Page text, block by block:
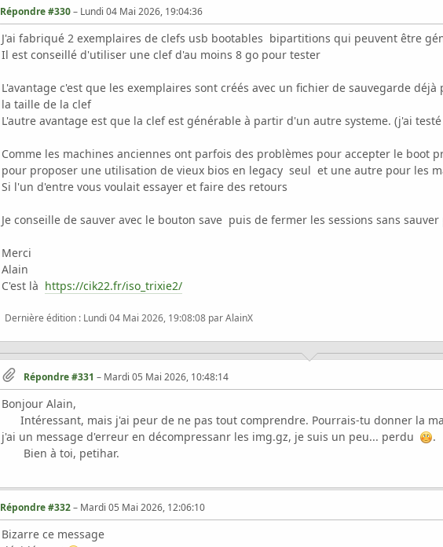
Répondre #330– Lundi 04 Mai 2026, 19:04:36
J'ai fabriqué 2 exemplaires de clefs usb bootables bipartitions qui peuvent être
Il est conseillé d'utiliser une clef d'au moins 8 go pour tester
L'avantage c'est que les exemplaires sont créés avec un fichier de sauvegarde
la taille de la clef
L'autre avantage est que la clef est générable à partir d'un autre systeme. (j'ai
Comme les machines anciennes ont parfois des problèmes pour accepter le boot
pour proposer une utilisation de vieux bios en legacy seul et une autre pour les
Si l'un d'entre vous voulait essayer et faire des retours
Je conseille de sauver avec le bouton save puis de fermer les sessions sans
Merci
Alain
C'est là https://cik22.fr/iso_trixie2/
Dernière édition : Lundi 04 Mai 2026, 19:08:08 par AlainX
Répondre #331 – Mardi 05 Mai 2026, 10:48:14
Bonjour Alain,
Intéressant, mais j'ai peur de ne pas tout comprendre. Pourrais-tu donner la
j'ai un message d'erreur en décompressanr les img.gz, je suis un peu... perdu
.
Bien à toi, petihar.
Répondre #332– Mardi 05 Mai 2026, 12:06:10
Bizarre ce message